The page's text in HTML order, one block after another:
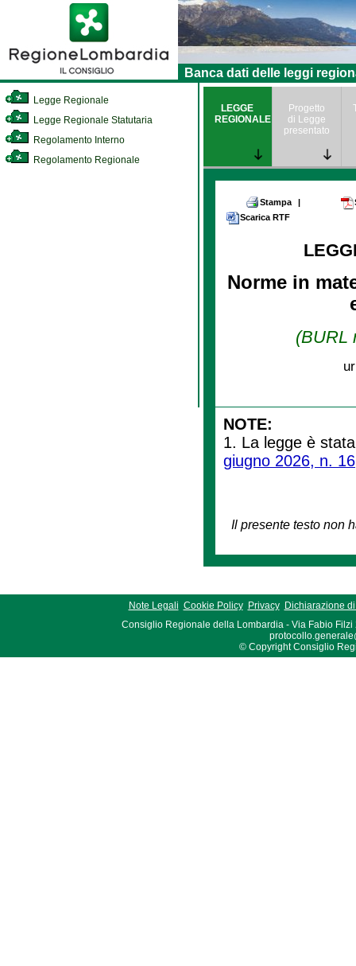
Banca dati delle leggi
Legge Regionale
Legge Regionale Statutaria
Regolamento Interno
Regolamento Regionale
LEGGE
REGIONALE
Progetto
di Legge
presentato
Stampa |
Scarica RTF
Norme in
(BURL
NOTE:
1. La legge è
giugno 2026, n. 16
Il presente testo non
Note Legali Cookie Policy Privacy Dichiarazione
Consiglio Regionale della Lombardia - Via Fabio Filzi
© Copyright Consiglio